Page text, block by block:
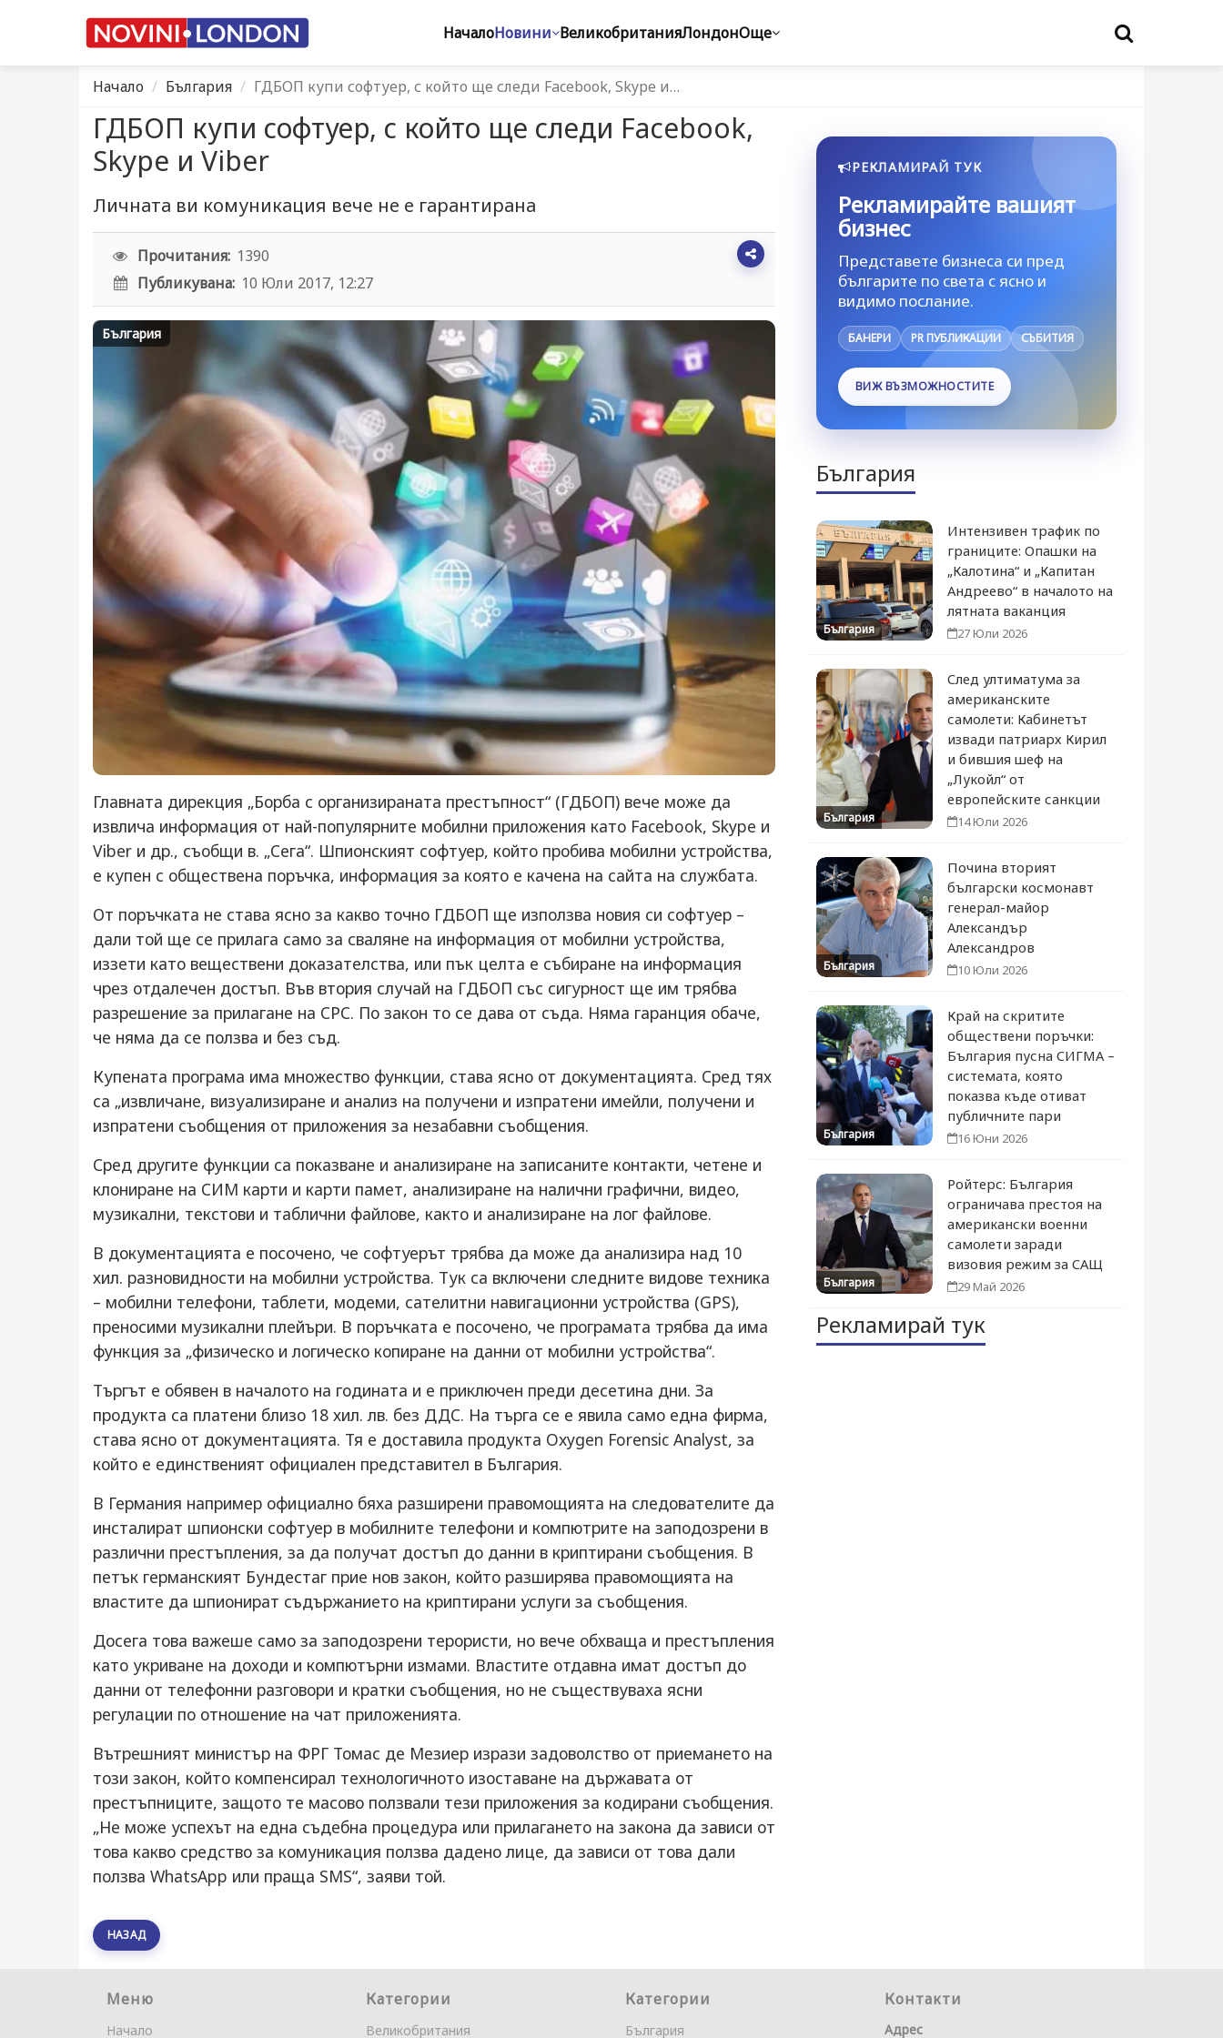
НачалоНовини ВеликобританияЛондонОще
Начало България ГДБОП купи софтуер, с който ще следи Facebook, Skype и…
ГДБОП купи софтуер, с който ще следи Facebook,
Skype и Viber
Личната ви комуникация вече не е гарантирана
Прочитания: 1390
Публикувана: 10 Юли 2017, 12:27
България
Главната дирекция „Борба с организираната престъпност“ (ГДБОП) вече може да
извлича информация от най-популярните мобилни приложения като Facebook, Skype и
Viber и др., съобщи в. „Сега“. Шпионският софтуер, който пробива мобилни устройства,
е купен с обществена поръчка, информация за която е качена на сайта на службата.
От поръчката не става ясно за какво точно ГДБОП ще използва новия си софтуер –
дали той ще се прилага само за сваляне на информация от мобилни устройства,
иззети като веществени доказателства, или пък целта е събиране на информация
чрез отдалечен достъп. Във втория случай на ГДБОП със сигурност ще им трябва
разрешение за прилагане на СРС. По закон то се дава от съда. Няма гаранция обаче,
че няма да се ползва и без съд.
Купената програма има множество функции, става ясно от документацията. Сред тях
са „извличане, визуализиране и анализ на получени и изпратени имейли, получени и
изпратени съобщения от приложения за незабавни съобщения.
Сред другите функции са показване и анализиране на записаните контакти, четене и
клониране на СИМ карти и карти памет, анализиране на налични графични, видео,
музикални, текстови и таблични файлове, както и анализиране на лог файлове.
В документацията е посочено, че софтуерът трябва да може да анализира над 10
хил. разновидности на мобилни устройства. Тук са включени следните видове техника
– мобилни телефони, таблети, модеми, сателитни навигационни устройства (GPS),
преносими музикални плейъри. В поръчката е посочено, че програмата трябва да има
функция за „физическо и логическо копиране на данни от мобилни устройства“.
Търгът е обявен в началото на годината и е приключен преди десетина дни. За
продукта са платени близо 18 хил. лв. без ДДС. На търга се е явила само една фирма,
става ясно от документацията. Тя е доставила продукта Oxygen Forensic Analyst, за
който е единственият официален представител в България.
В Германия например официално бяха разширени правомощията на следователите да
инсталират шпионски софтуер в мобилните телефони и компютрите на заподозрени в
различни престъпления, за да получат достъп до данни в криптирани съобщения. В
петък германският Бундестаг прие нов закон, който разширява правомощията на
властите да шпионират съдържанието на криптирани услуги за съобщения.
Досега това важеше само за заподозрени терористи, но вече обхваща и престъпления
като укриване на доходи и компютърни измами. Властите отдавна имат достъп до
данни от телефонни разговори и кратки съобщения, но не съществуваха ясни
регулации по отношение на чат приложенията.
Вътрешният министър на ФРГ Томас де Мезиер изрази задоволство от приемането на
този закон, който компенсирал технологичното изоставане на държавата от
престъпниците, защото те масово ползвали тези приложения за кодирани съобщения.
„Не може успехът на една съдебна процедура или прилагането на закона да зависи от
това какво средство за комуникация ползва дадено лице, да зависи от това дали
ползва WhatsApp или праща SMS“, заяви той.
НАЗАД
РЕКЛАМИРАЙ ТУК
Рекламирайте вашият
бизнес
Представете бизнеса си пред
българите по света с ясно и
видимо послание.
БАНЕРИ PR ПУБЛИКАЦИИ СЪБИТИЯ
ВИЖ ВЪЗМОЖНОСТИТЕ
България
България
Интензивен трафик по
границите: Опашки на
„Калотина“ и „Капитан
Андреево“ в началото на
лятната ваканция
27 Юли 2026
България
След ултиматума за
американските
самолети: Кабинетът
извади патриарх Кирил
и бившия шеф на
„Лукойл“ от
европейските санкции
14 Юли 2026
България
Почина вторият
български космонавт
генерал-майор
Александър
Александров
10 Юли 2026
България
Край на скритите
обществени поръчки:
България пусна СИГМА –
системата, която
показва къде отиват
публичните пари
16 Юни 2026
България
Ройтерс: България
ограничава престоя на
американски военни
самолети заради
визовия режим за САЩ
29 Май 2026
Рекламирай тук
Меню
Начало
Категории
Великобритания
Категории
България
Контакти
Адрес